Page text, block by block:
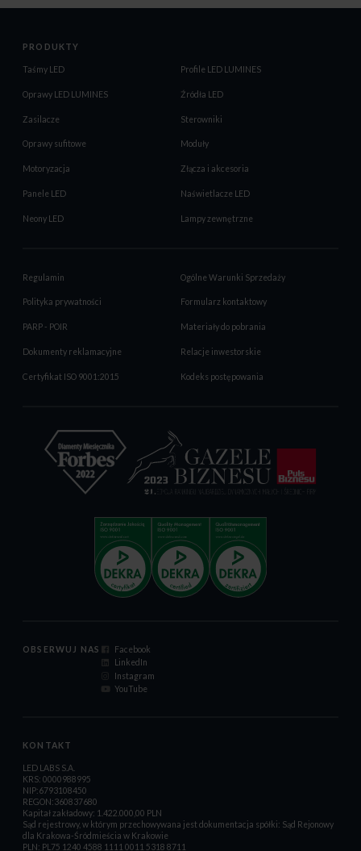
PRODUKTY
Taśmy LED Profile LED LUMINES
Oprawy LED LUMINES Źródła LED
Zasilacze Sterowniki
Oprawy sufitowe Moduły
Motoryzacja Złącza i akcesoria
Panele LED Naświetlacze LED
Neony LED Lampy zewnętrzne
Regulamin Ogólne Warunki Sprzedaży
Polityka prywatności Formularz kontaktowy
PARP - POIR Materiały do pobrania
Dokumenty reklamacyjne Relacje inwestorskie
Certyfikat ISO 9001:2015 Kodeks postępowania
OBSERWUJ NAS
Facebook
LinkedIn
Instagram
YouTube
KONTAKT
LED LABS S.A.
KRS: 0000988995
NIP:6793108450
REGON:360837680
Kapitał zakładowy: 1.422.000,00 PLN
Sąd rejestrowy, w którym przechowywana jest dokumentacja spółki: Sąd Rejonowy
dla Krakowa-Śródmieścia w Krakowie
PLN: PL75 1240 4588 1111 0011 5318 8711